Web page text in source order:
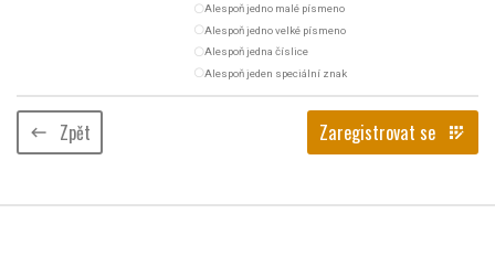
radio_button_uncheckedAlespoň jedno malé písmeno
radio_button_uncheckedAlespoň jedno velké písmeno
radio_button_uncheckedAlespoň jedna číslice
radio_button_uncheckedAlespoň jeden speciální znak
keyboard_backspace Zpět Zaregistrovat se app_registration